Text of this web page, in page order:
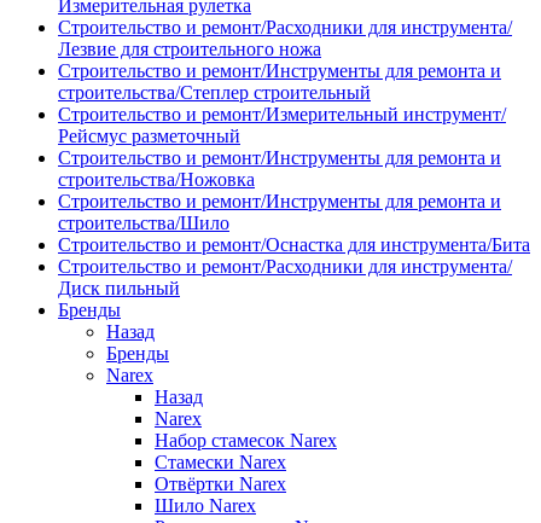
Измерительная рулетка
Строительство и ремонт/Расходники для инструмента/
Лезвие для строительного ножа
Строительство и ремонт/Инструменты для ремонта и
строительства/Степлер строительный
Строительство и ремонт/Измерительный инструмент/
Рейсмус разметочный
Строительство и ремонт/Инструменты для ремонта и
строительства/Ножовка
Строительство и ремонт/Инструменты для ремонта и
строительства/Шило
Строительство и ремонт/Оснастка для инструмента/Бита
Строительство и ремонт/Расходники для инструмента/
Диск пильный
Бренды
Назад
Бренды
Narex
Назад
Narex
Набор стамесок Narex
Стамески Narex
Отвёртки Narex
Шило Narex